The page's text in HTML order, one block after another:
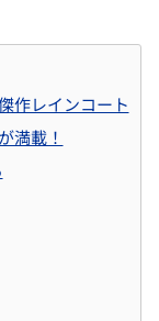
作レインコート
満載！